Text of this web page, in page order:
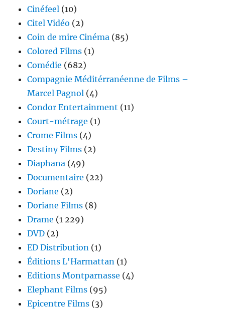
Cinéfeel (10)
Citel Vidéo (2)
Coin de mire Cinéma (85)
Colored Films (1)
Comédie (682)
Compagnie Méditérranéenne de Films –
Marcel Pagnol (4)
Condor Entertainment (11)
Court-métrage (1)
Crome Films (4)
Destiny Films (2)
Diaphana (49)
Documentaire (22)
Doriane (2)
Doriane Films (8)
Drame (1 229)
DVD (2)
ED Distribution (1)
Éditions L'Harmattan (1)
Editions Montparnasse (4)
Elephant Films (95)
Epicentre Films (3)